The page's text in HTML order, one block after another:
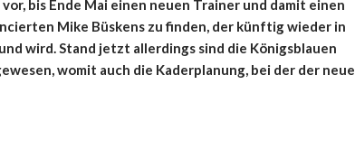
bis Ende Mai einen neuen Trainer und damit einen
Mike Büskens zu finden, der künftig wieder in
wird. Stand jetzt allerdings sind die Königsblauen
womit auch die Kaderplanung, bei der der neue